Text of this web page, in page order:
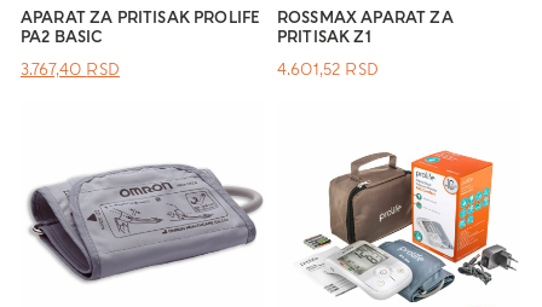
APARAT ZA PRITISAK PROLIFE
PA2 BASIC
ОРИГИНАЛНА
3.767,40 RSDТРЕНУТНА
ROSSMAX APARAT ZA
PRITISAK Z1
4.601,52 RSD